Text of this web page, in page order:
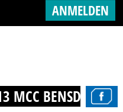
ANMELDEN
MCC BENSDORF